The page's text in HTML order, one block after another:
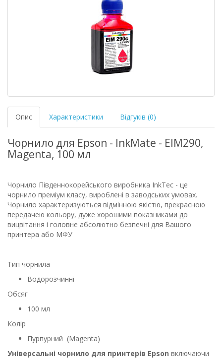
Опис Характеристики Відгуків (0)
Чорнило для Epson - InkMate - EIM290,
Magenta, 100 мл
Чорнило Південнокорейського виробника InkTec - це
чорнило преміум класу, вироблені в заводських умовах.
Чорнило характеризуються відмінною якістю, прекрасною
передачею кольору, дуже хорошими показниками до
вицвітання і головне абсолютно безпечні для Вашого
принтера або МФУ
Тип чорнила
Водорозчинні
Обсяг
100 мл
Колір
Пурпурний (Magenta)
Універсальні чорнило для принтерів Epson включаючи